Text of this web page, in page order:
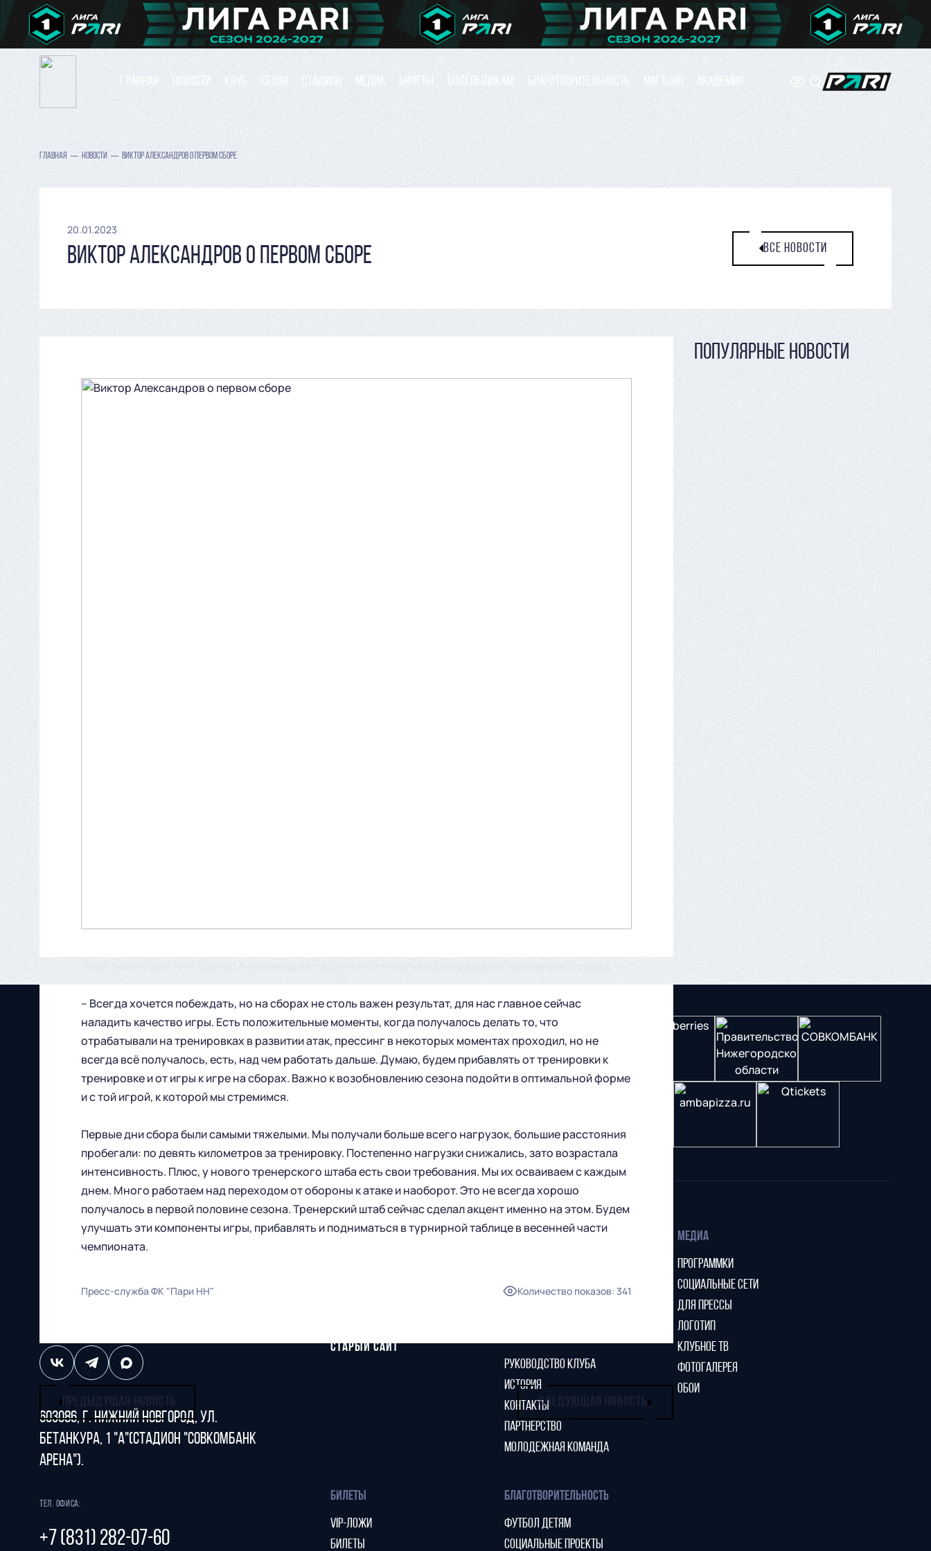
ГЛАВНАЯ НОВОСТИ КЛУБ СЕЗОН СТАДИОН МЕДИА БИЛЕТЫ БОЛЕЛЬЩИКАМ БЛАГОТВОРИТЕЛЬНОСТЬ МАГАЗИН АКАДЕМИЯ
ГЛАВНАЯ НОВОСТИ ВИКТОР АЛЕКСАНДРОВ О ПЕРВОМ СБОРЕ
20.01.2023
ВИКТОР АЛЕКСАНДРОВ О ПЕРВОМ СБОРЕ ВСЕ НОВОСТИ
– Всегда хочется побеждать, но на сборах не столь важен результат, для нас главное сейчас
наладить качество игры. Есть положительные моменты, когда получалось делать то, что
отрабатывали на тренировках в развитии атак, прессинг в некоторых моментах проходил, но не
всегда всё получалось, есть, над чем работать дальше. Думаю, будем прибавлять от тренировки к
тренировке и от игры к игре на сборах. Важно к возобновлению сезона подойти в оптимальной форме
и с той игрой, к которой мы стремимся.
Первые дни сбора были самыми тяжелыми. Мы получали больше всего нагрузок, большие расстояния
пробегали: по девять километров за тренировку. Постепенно нагрузки снижались, зато возрастала
интенсивность. Плюс, у нового тренерского штаба есть свои требования. Мы их осваиваем с каждым
днем. Много работаем над переходом от обороны к атаке и наоборот. Это не всегда хорошо
получалось в первой половине сезона. Тренерский штаб сейчас сделал акцент именно на этом. Будем
улучшать эти компоненты игры, прибавлять и подниматься в турнирной таблице в весенней части
чемпионата.
Пресс-служба ФК "Пари НН" Количество показов: 341
ПРЕДЫДУЩАЯ НОВОСТЬ СЛЕДУЮЩАЯ НОВОСТЬ
ПОПУЛЯРНЫЕ НОВОСТИ
Футбольный клуб
603086, г. Нижний Новгород, ул.
Бетанкура, 1 "А"(стадион "СОВКОМБАНК
АРЕНА").
Тел. офиса:
+7 (831) 282-07-60
ГЛАВНАЯ
СТАРЫЙ САЙТ
СЕЗОН
СТАТИСТИКА
РУКОВОДСТВО КЛУБА
ИСТОРИЯ
КОНТАКТЫ
ПАРТНЕРСТВО
МОЛОДЕЖНАЯ КОМАНДА
МЕДИА
ПРОГРАММКИ
СОЦИАЛЬНЫЕ СЕТИ
ДЛЯ ПРЕССЫ
ЛОГОТИП
КЛУБНОЕ ТВ
ФОТОГАЛЕРЕЯ
ОБОИ
БИЛЕТЫ
VIP-ЛОЖИ
БИЛЕТЫ
БЛАГОТВОРИТЕЛЬНОСТЬ
ФУТБОЛ ДЕТЯМ
СОЦИАЛЬНЫЕ ПРОЕКТЫ